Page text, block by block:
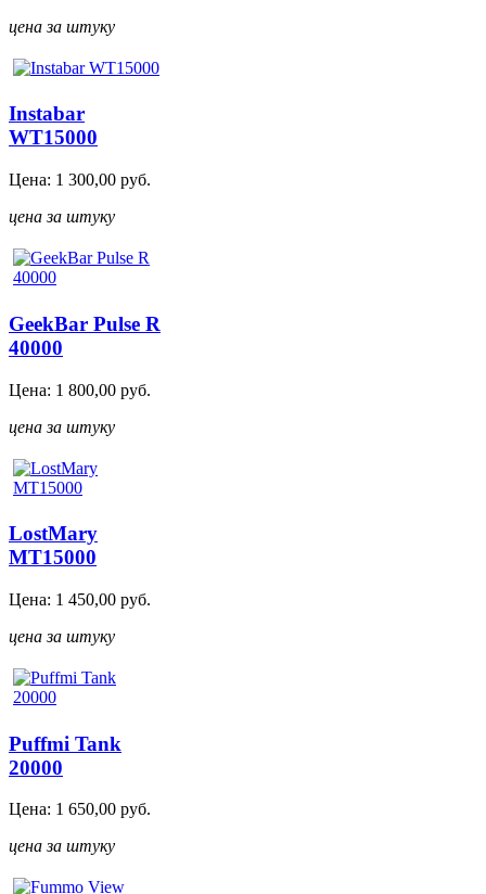
цена за штуку
Instabar
WT15000
Цена: 1 300,00 руб.
цена за штуку
GeekBar Pulse R
40000
Цена: 1 800,00 руб.
цена за штуку
LostMary
MT15000
Цена: 1 450,00 руб.
цена за штуку
Puffmi Tank
20000
Цена: 1 650,00 руб.
цена за штуку